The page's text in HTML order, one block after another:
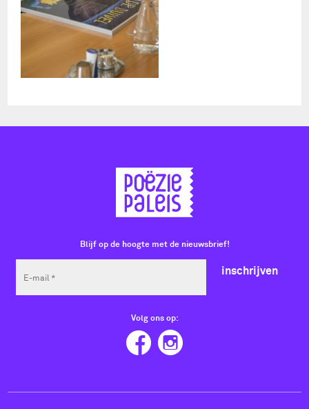
Blijf op de hoogte met de nieuwsbrief!
inschrijven
Volg ons op: